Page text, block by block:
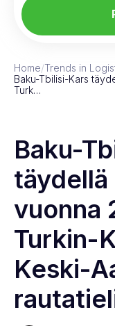
Home/Trends in
Baku-Tbilisi-Kars
Turk…
Baku-
vuonna
Turkin-
Keski-